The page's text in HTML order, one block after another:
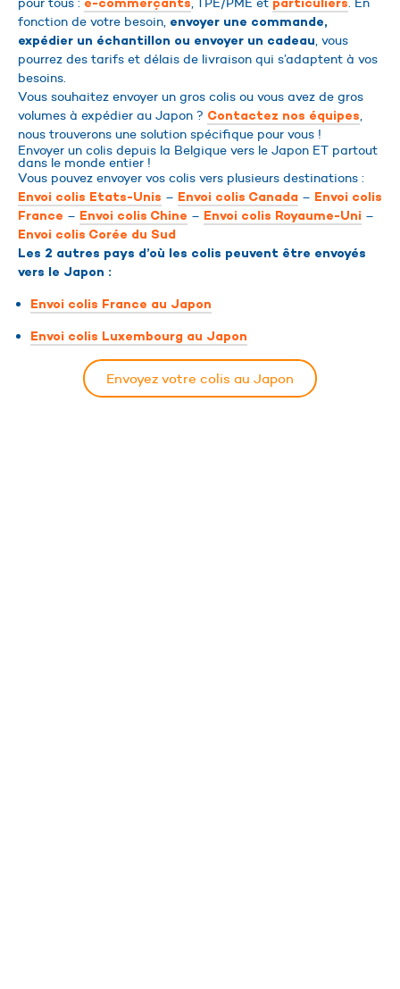
e-commerçants particuliers
fonction de votre besoin, envoyer une commande,
expédier un échantillon ou envoyer un cadeau, vous
pourrez des tarifs et délais de livraison qui s’adaptent à vos
besoins.
Vous souhaitez envoyer un gros colis ou vous avez de gros
volumes à expédier au Japon ? Contactez nos équipes,
nous trouverons une solution spécifique pour vous !
Envoyer un colis depuis la Belgique vers le Japon ET partout
dans le monde entier !
Vous pouvez envoyer vos colis vers plusieurs destinations :
Envoi colis Etats-Unis – Envoi colis Canada – Envoi colis
France – Envoi colis Chine – Envoi colis Royaume-Uni –
Envoi colis Corée du Sud
Les 2 autres pays d’où les colis peuvent être envoyés
vers le Japon :
Envoi colis France au Japon
Envoi colis Luxembourg au Japon
Envoyez votre colis au Japon